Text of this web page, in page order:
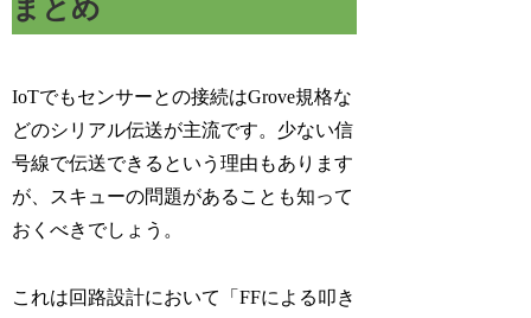
まとめ
IoTでもセンサーとの接続はGrove規格な
どのシリアル伝送が主流です。少ない信
号線で伝送できるという理由もあります
が、スキューの問題があることも知って
おくべきでしょう。
これは回路設計において「FFによる叩き